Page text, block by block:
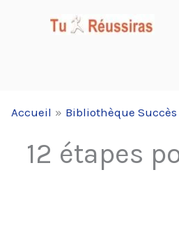
Accueil Bibliothèque Succès
12 étapes